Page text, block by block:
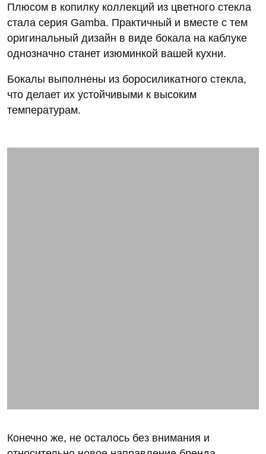
Плюсом в копилку коллекций из цветного стекла
стала серия Gamba. Практичный и вместе с тем
оригинальный дизайн в виде бокала на каблуке
однозначно станет изюминкой вашей кухни.
Бокалы выполнены из боросиликатного стекла,
что делает их устойчивыми к высоким
температурам.
Конечно же, не осталось без внимания и